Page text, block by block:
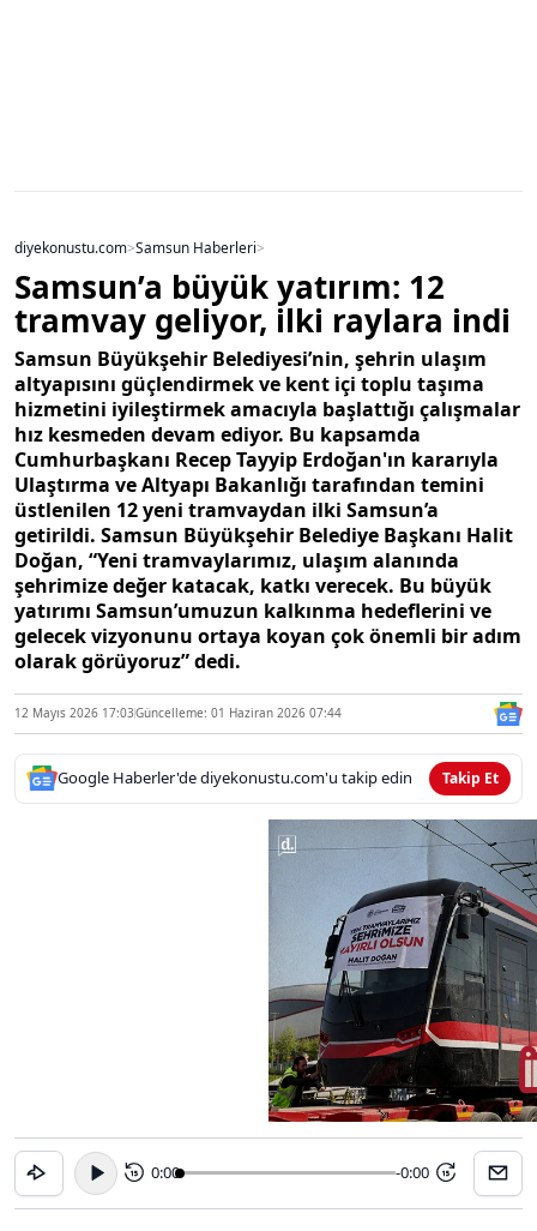
diyekonustu.com>Samsun Haberleri>
Samsun’a büyük yatırım: 12
tramvay geliyor, ilki raylara indi
Samsun Büyükşehir Belediyesi’nin, şehrin ulaşım
altyapısını güçlendirmek ve kent içi toplu taşıma
hizmetini iyileştirmek amacıyla başlattığı çalışmalar
hız kesmeden devam ediyor. Bu kapsamda
Cumhurbaşkanı Recep Tayyip Erdoğan'ın kararıyla
Ulaştırma ve Altyapı Bakanlığı tarafından temini
üstlenilen 12 yeni tramvaydan ilki Samsun’a
getirildi. Samsun Büyükşehir Belediye Başkanı Halit
Doğan, “Yeni tramvaylarımız, ulaşım alanında
şehrimize değer katacak, katkı verecek. Bu büyük
yatırımı Samsun’umuzun kalkınma hedeflerini ve
gelecek vizyonunu ortaya koyan çok önemli bir adım
olarak görüyoruz” dedi.
12 Mayıs 2026 17:03Güncelleme: 01 Haziran 2026 07:44
Google Haberler'de diyekonustu.com'u takip edin Takip Et
15 0:00 -0:00 15